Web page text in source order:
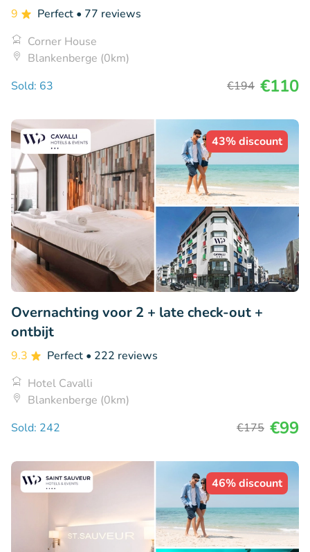
9 Perfect • 77 reviews
Corner House
Blankenberge (0km)
Sold: 63
€194 €110
43% discount
Overnachting voor 2 + late check-out +
ontbijt
9.3 Perfect • 222 reviews
Hotel Cavalli
Blankenberge (0km)
Sold: 242
€175 €99
46% discount